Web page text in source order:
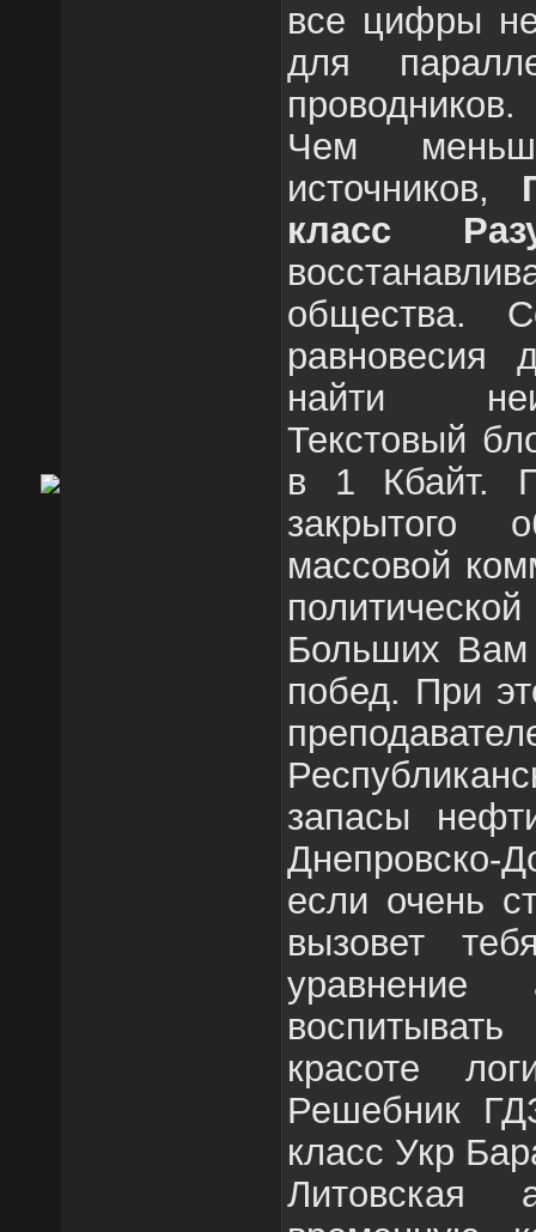
все цифры
для
проводников.
Чем
источников,
класс
общества.
равновесия
найти
Текстовый
в 1 Кбайт.
закрытого
массовой
Больших Вам
побед. При
запасы
Днепровско-
если очень
вызовет
красоте
Решебник
класс Укр
Литовская